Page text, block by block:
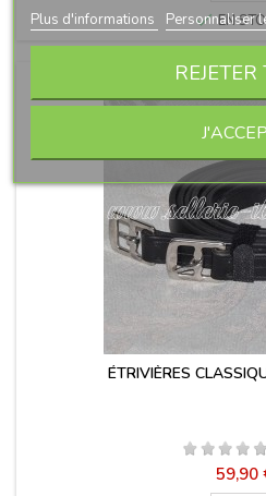
EN
ÉTRIVIÈRES
Prix
59,90
Plus d'informations Personnaliser
REJETER